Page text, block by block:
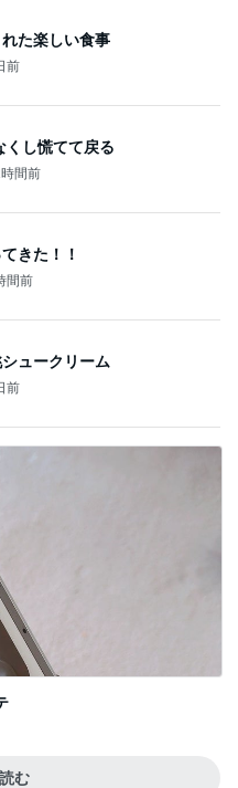
た楽しい食事
前
くし慌てて戻る
間前
きた！！
間前
ュークリーム
前
む